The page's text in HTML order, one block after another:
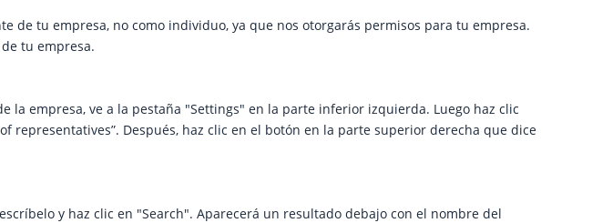
de tu empresa, no como individuo, ya que nos otorgarás permisos para tu empresa.
tu empresa.
la empresa, ve a la pestaña "Settings" en la parte inferior izquierda. Luego haz clic
representatives”. Después, haz clic en el botón en la parte superior derecha que dice
y haz clic en "Search". Aparecerá un resultado debajo con el nombre del